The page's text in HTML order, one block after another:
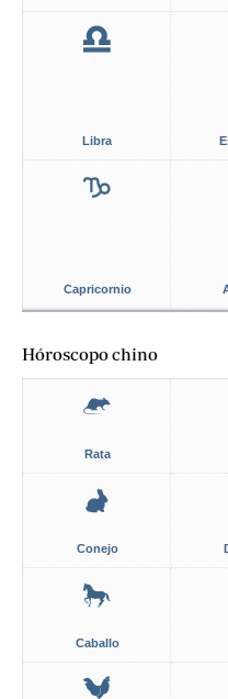
Libra
Capricornio
Hóroscopo chino
Rata
Conejo
Caballo